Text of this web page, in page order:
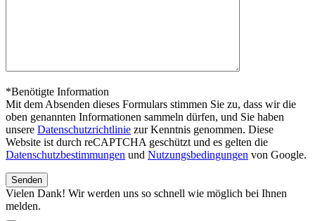
*Benötigte Information
Mit dem Absenden dieses Formulars stimmen Sie zu, dass wir die
oben genannten Informationen sammeln dürfen, und Sie haben
unsere Datenschutzrichtlinie zur Kenntnis genommen. Diese
Website ist durch reCAPTCHA geschützt und es gelten die
Datenschutzbestimmungen und Nutzungsbedingungen von Google.
Vielen Dank! Wir werden uns so schnell wie möglich bei Ihnen
melden.